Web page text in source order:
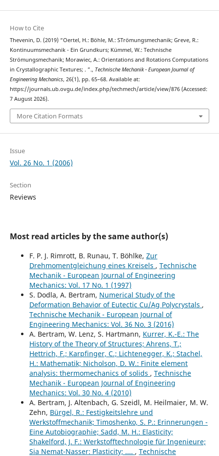
How to Cite
Thevenin, D. (2019) “Oertel, H.: Böhle, M.: STrömungsmechanik; Greve, R.:
Kontinuumsmechanik - Ein Grundkurs; Kümmel, W.: Technische
Strömungsmechanik; Morawiec, A.: Orientations and Rotations Computations
in Crystallographic Textures; . ”., Technische Mechanik - European Journal of
Engineering Mechanics, 26(1), pp. 65–68. Available at:
https://journals.ub.ovgu.de/index.php/techmech/article/view/876 (Accessed:
7 August 2026).
More Citation Formats
Issue
Vol. 26 No. 1 (2006)
Section
Reviews
Most read articles by the same author(s)
F. P. J. Rimrott, B. Runau, T. Böhlke, Zur
Drehmomentgleichung eines Kreisels , Technische
Mechanik - European Journal of Engineering
Mechanics: Vol. 17 No. 1 (1997)
S. Dodla, A. Bertram, Numerical Study of the
Deformation Behavior of Eutectic Cu/Ag Polycrystals ,
Technische Mechanik - European Journal of
Engineering Mechanics: Vol. 36 No. 3 (2016)
A. Bertram, W. Lenz, S. Hartmann, Kurrer, K.-E.: The
History of the Theory of Structures; Ahrens, T.;
Hettrich, F.; Karpfinger, C.; Lichtenegger, K.; Stachel,
H.: Mathematik; Nicholson, D. W.: Finite element
analysis: thermomechanics of solids , Technische
Mechanik - European Journal of Engineering
Mechanics: Vol. 30 No. 4 (2010)
A. Bertram, J. Altenbach, G. Szeidl, M. Heilmaier, M. W.
Zehn, Bürgel, R.: Festigkeitslehre und
Werkstoffmechanik; Timoshenko, S. P.: Erinnerungen -
Eine Autobiographie; Sadd, M. H.: Elasticity;
Shakelford, J. F.: Werkstofftechnologie für Ingenieure;
Sia Nemat-Nasser: Plasticity; .... , Technische